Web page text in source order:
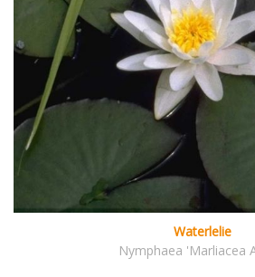
Waterlelie
Nymphaea 'Marliacea